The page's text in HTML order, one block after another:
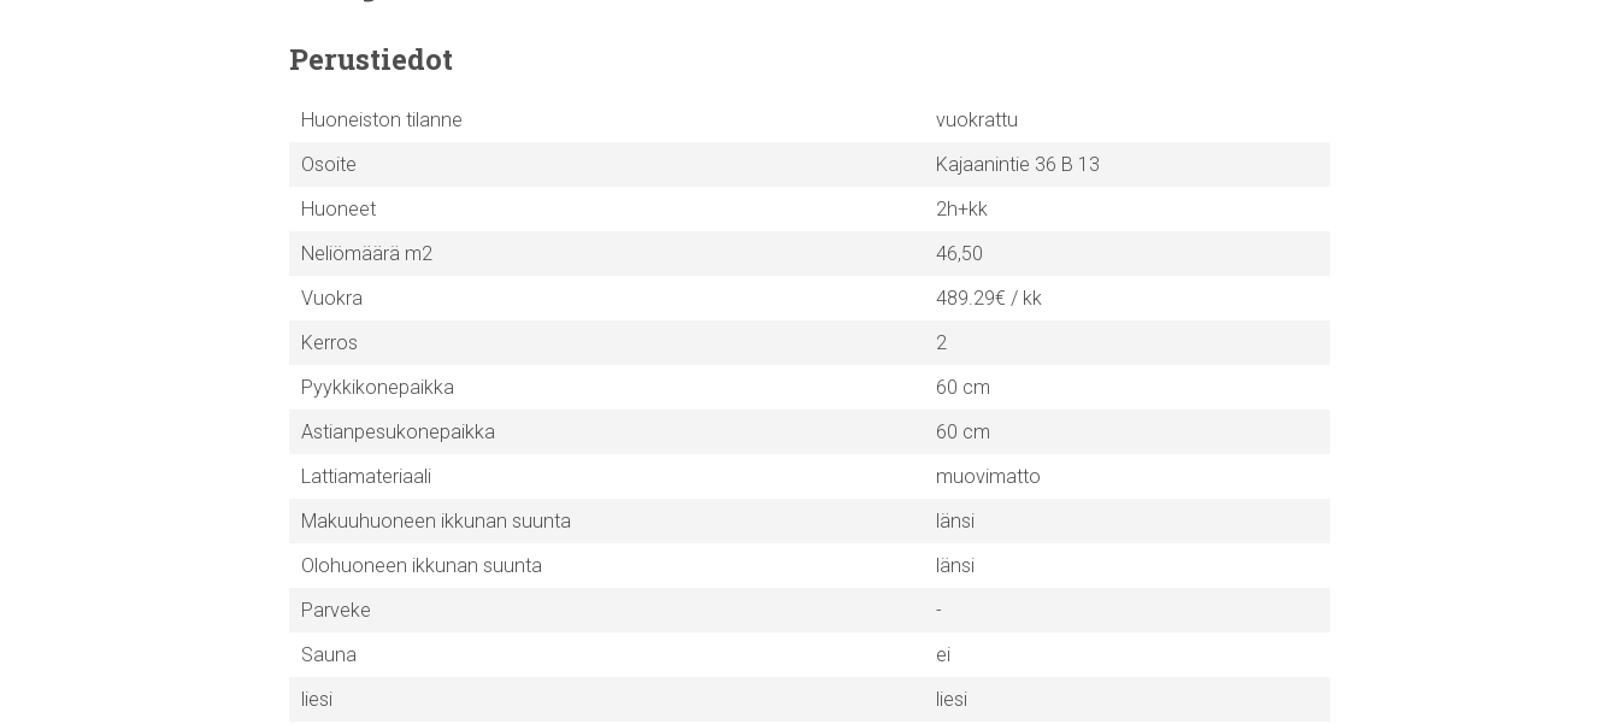
Perustiedot
Huoneiston tilanne
vuokrattu
Osoite
Kajaanintie 36 B 13
Huoneet
2h+kk
Neliömäärä m2
46,50
Vuokra
489.29€ / kk
Kerros
2
Pyykkikonepaikka
60 cm
Astianpesukonepaikka
60 cm
Lattiamateriaali
muovimatto
Makuuhuoneen ikkunan suunta
länsi
Olohuoneen ikkunan suunta
länsi
Parveke
-
Sauna
ei
liesi
liesi